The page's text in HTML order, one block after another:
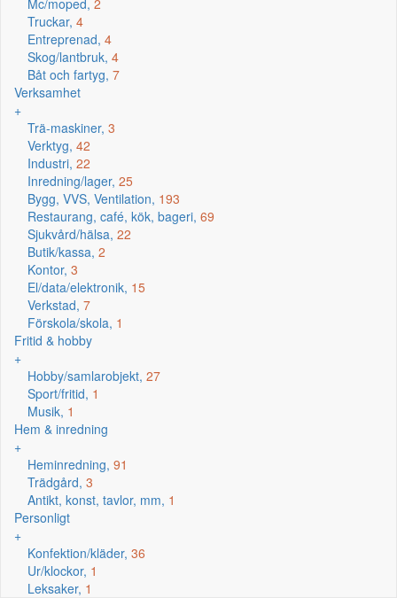
Mc/moped, 2
Truckar, 4
Entreprenad, 4
Skog/lantbruk, 4
Båt och fartyg, 7
Verksamhet
+
Trä-maskiner, 3
Verktyg, 42
Industri, 22
Inredning/lager, 25
Bygg, VVS, Ventilation, 193
Restaurang, café, kök, bageri, 69
Sjukvård/hälsa, 22
Butik/kassa, 2
Kontor, 3
El/data/elektronik, 15
Verkstad, 7
Förskola/skola, 1
Fritid & hobby
+
Hobby/samlarobjekt, 27
Sport/fritid, 1
Musik, 1
Hem & inredning
+
Heminredning, 91
Trädgård, 3
Antikt, konst, tavlor, mm, 1
Personligt
+
Konfektion/kläder, 36
Ur/klockor, 1
Leksaker, 1